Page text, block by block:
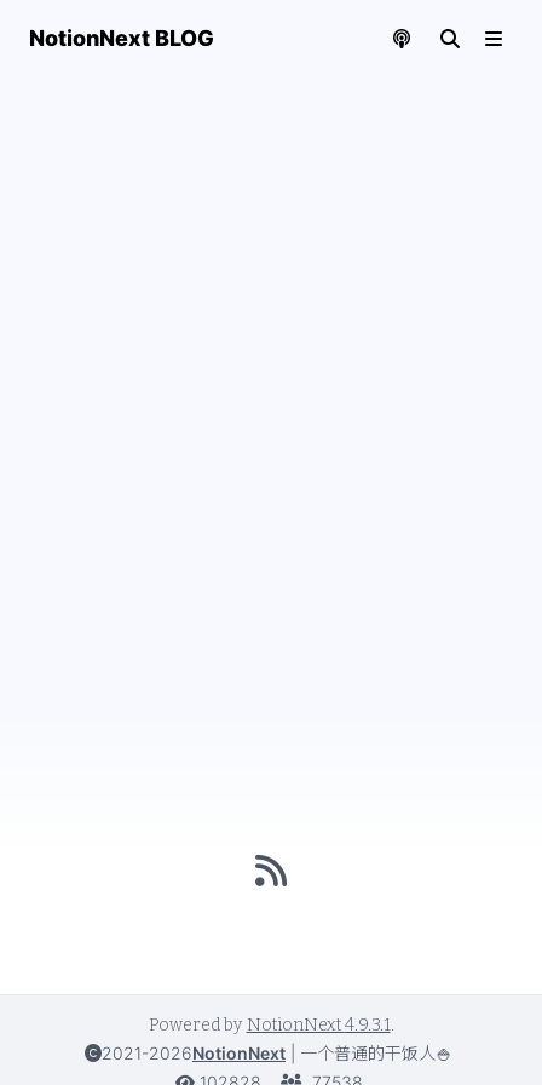
NotionNext BLOG
Powered by NotionNext4.9.3.1.
2021-2026NotionNext
一个普通的干饭人🍚